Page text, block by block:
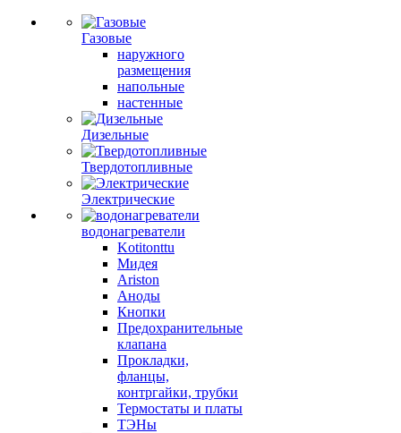
Газовые
наружного
размещения
напольные
настенные
Дизельные
Твердотопливные
Электрические
водонагреватели
Kotitonttu
Мидея
Ariston
Аноды
Кнопки
Предохранительные
клапана
Прокладки,
фланцы,
контргайки, трубки
Термостаты и платы
ТЭНы